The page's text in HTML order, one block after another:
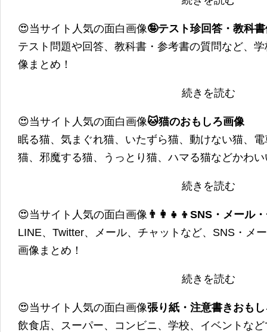
😍当サイト人気の面白画像🤪テスト珍回答・教科
テスト問題や回答、教科書・参考書の質問など、
像まとめ！
続きを読む
😍当サイト人気の面白画像🐱猫のおもしろ画像
眠る猫、気まぐれ猫、いたずら猫、動けない猫、
猫、邪魔する猫、うっとり猫、ハマる猫などかわ
続きを読む
😍当サイト人気の面白画像 👨‍👩‍👧‍👦SNS・メール
LINE、Twitter、メール、チャットなど、SNS・メ
画像まとめ！
続きを読む
😍当サイト人気の面白画像張り紙・注意書きおも
飲食店、スーパー、コンビニ、学校、イベントな